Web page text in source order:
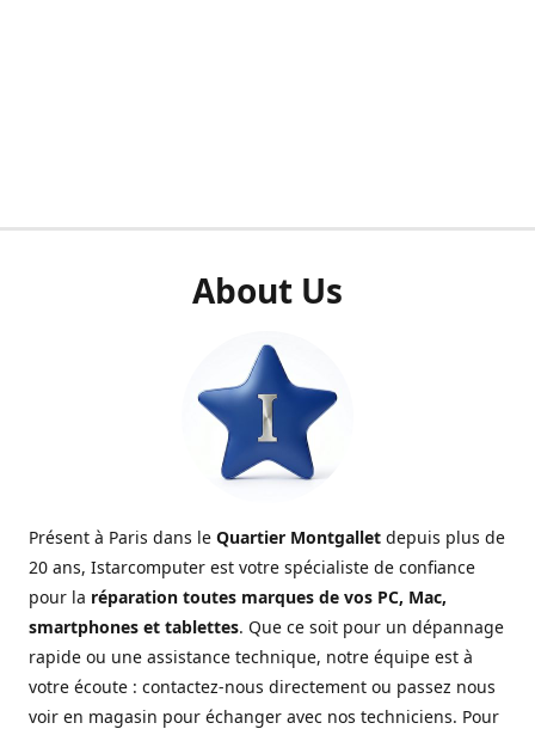
About Us
Présent à Paris dans le Quartier Montgallet depuis plus de
20 ans, Istarcomputer est votre spécialiste de confiance
pour la réparation toutes marques de vos PC, Mac,
smartphones et tablettes. Que ce soit pour un dépannage
rapide ou une assistance technique, notre équipe est à
votre écoute : contactez-nous directement ou passez nous
voir en magasin pour échanger avec nos techniciens. Pour